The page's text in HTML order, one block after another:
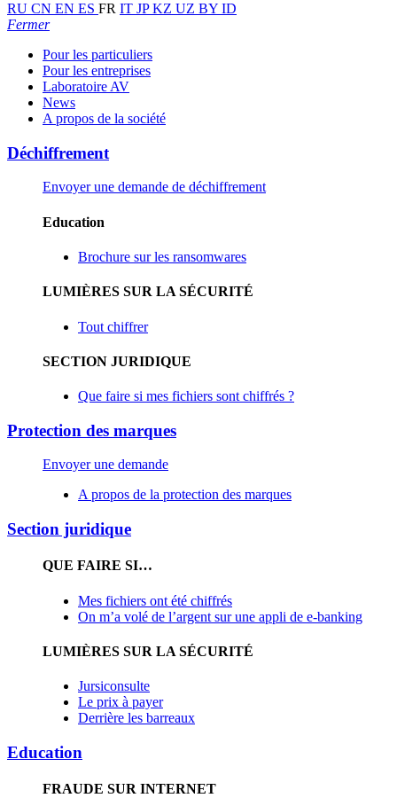
RU CN EN ES FR IT JPKZ UZ BY ID
Fermer
Pour les particuliers
Pour les entreprises
Laboratoire AV
News
A propos de la société
Déchiffrement
Envoyer une demande de déchiffrement
Education
Brochure sur les ransomwares
LUMIÈRES SUR LA SÉCURITÉ
Tout chiffrer
SECTION JURIDIQUE
Que faire si mes fichiers sont chiffrés ?
Protection des marques
Envoyer une demande
A propos de la protection des marques
Section juridique
QUE FAIRE SI…
Mes fichiers ont été chiffrés
On m’a volé de l’argent sur une appli de e-banking
LUMIÈRES SUR LA SÉCURITÉ
Jursiconsulte
Le prix à payer
Derrière les barreaux
Education
FRAUDE SUR INTERNET